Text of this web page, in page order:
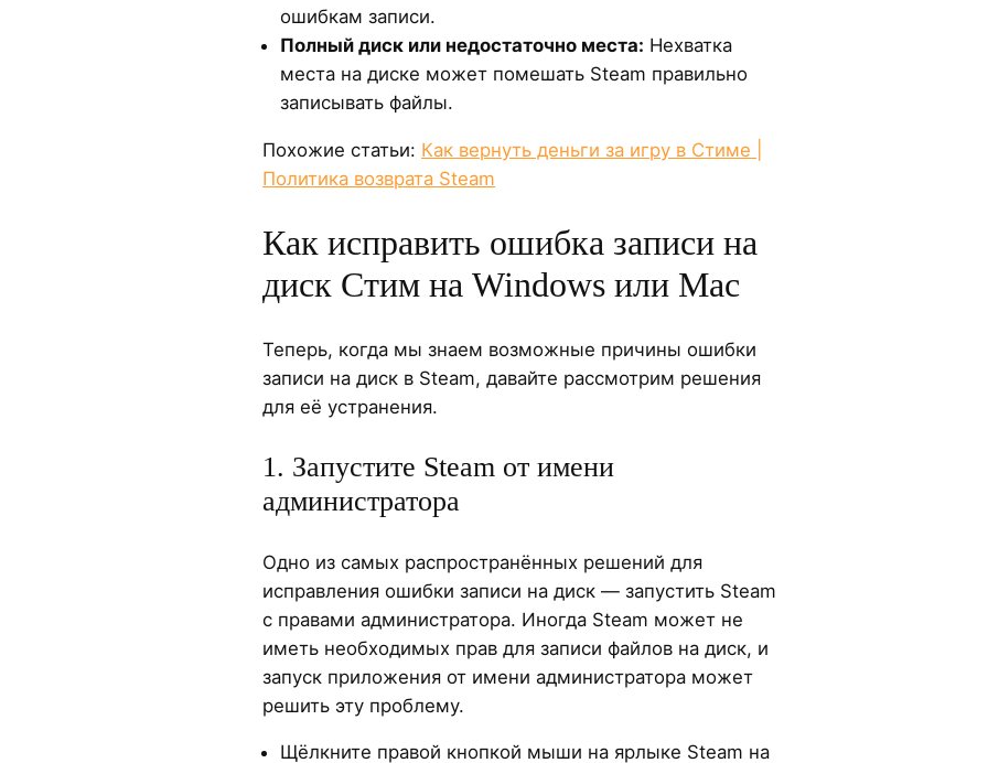
ошибкам записи.
Полный диск или недостаточно места: Нехватка
места на диске может помешать Steam правильно
записывать файлы.
Похожие статьи: Как вернуть деньги за игру в Стиме |
Политика возврата Steam
Как исправить ошибка записи на
диск Стим на Windows или Mac
Теперь, когда мы знаем возможные причины ошибки
записи на диск в Steam, давайте рассмотрим решения
для её устранения.
1. Запустите Steam от имени
администратора
Одно из самых распространённых решений для
исправления ошибки записи на диск — запустить Steam
с правами администратора. Иногда Steam может не
иметь необходимых прав для записи файлов на диск, и
запуск приложения от имени администратора может
решить эту проблему.
Щёлкните правой кнопкой мыши на ярлыке Steam на